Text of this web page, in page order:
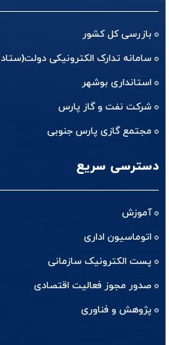
بازرسی کل کشور
سامانه تدارک الکترونیکی دولت(ستاد)
استانداری بوشهر
شرکت نفت و گاز پارس
مجتمع گازی پارس جنوبی
دسترسی سریع
آموزش
اتوماسیون اداری
پست الکترونیک سازمانی
صدور مجوز فعالیت اقتصادی
پژوهش و فناوری